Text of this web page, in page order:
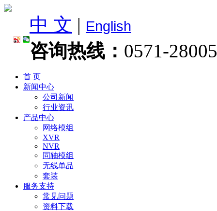
中 文 | English
咨询热线： 0571-
首 页
新闻中心
公司新闻
行业资讯
产品中心
网络模组
XVR
NVR
同轴模组
无线单品
套装
服务支持
常见问题
资料下载